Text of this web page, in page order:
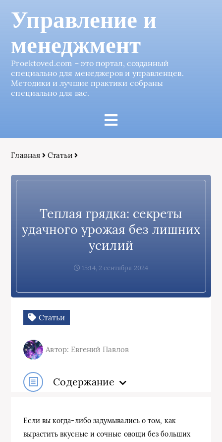
Управление и
менеджмент
Proektoved.com – это портал, созданный
специально для менеджеров и управленцев.
Методики и лучшие практики собраны
специально для вас.
Главная Статьи
Теплая грядка: секреты
удачного урожая без лишних
усилий
15:14, 2 сентября 2024
Статьи
Автор: Евгений Павлов
Содержание
Если вы когда-либо задумывались о том, как
вырастить вкусные и сочные овощи без больших